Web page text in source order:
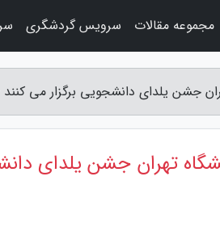
جشن یلدای دانشجویی برگزار می
تهران جشن یلدای
مجموعه مقالات سرویس گردشگری